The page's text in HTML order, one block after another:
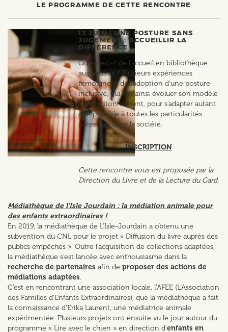
LE PROGRAMME DE CETTE RENCONTRE
13 JUIN | UNE POSTURE SANS
JUGEMENT : ACCUEILLIR LA
DIFFÉRENCE
Qu'en est-il de l'accueil en bibliothèque
aujourd'hui ? Plusieurs expériences
témoignent de l'adoption d'une posture
inclusive, qui fait ainsi évoluer son modèle
de fonctionnement, pour s'adapter autant
que possible à toutes les particularités
présentes dans la société.
INSCRIPTION
Cette rencontre vous est proposée par la
Direction du Livre et de la Lecture du Gard.
Médiathèque de l'Isle Jourdain : la médiation animale pour
des enfants extraordinaires !
En 2019, la médiathèque de L’Isle-Jourdain a obtenu une
subvention du CNL pour le projet « Diffusion du livre auprès des
publics empêchés ». Outre l’acquisition de collections adaptées,
la médiathèque s’est lancée avec enthousiasme dans la
recherche de partenaires afin de proposer des actions de
médiations adaptées.
C’est en rencontrant une association locale, l’AFEE (L'Association
des Familles d'Enfants Extraordinaires), que la médiathèque a fait
la connaissance d’Erika Laurent, une médiatrice animale
expérimentée. Plusieurs projets ont ensuite vu le jour autour du
programme « Lire avec le chien » en direction d’enfants en